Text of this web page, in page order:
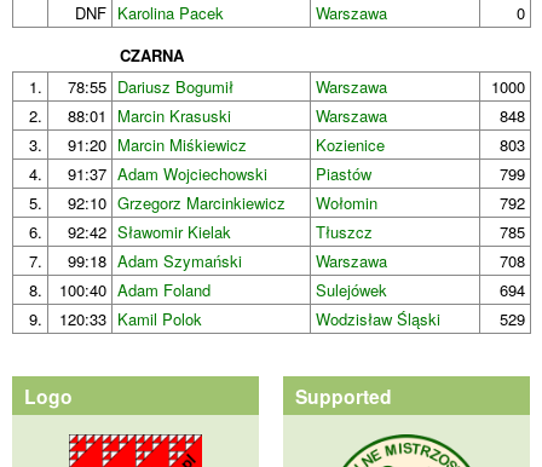
DNF Karolina Pacek Warszawa
0
CZARNA
1.
78:55 Dariusz Bogumił Warszawa
1000
2.
88:01 Marcin Krasuski Warszawa
848
3.
91:20 Marcin Miśkiewicz Kozienice
803
4.
91:37 Adam Wojciechowski Piastów
799
5.
92:10 Grzegorz Marcinkiewicz Wołomin
792
6.
92:42 Sławomir Kielak Tłuszcz
785
7.
99:18 Adam Szymański Warszawa
708
8.
100:40 Adam Foland Sulejówek
694
9.
120:33 Kamil Polok Wodzisław Śląski 529
Logo Supported